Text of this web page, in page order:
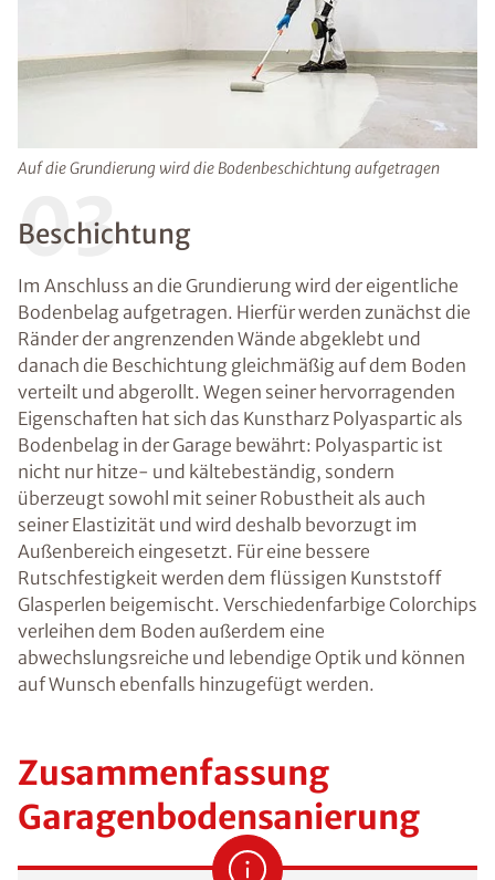
Auf die Grundierung wird die Bodenbeschichtung aufgetragen
03
Beschichtung
Im Anschluss an die Grundierung wird der eigentliche
Bodenbelag aufgetragen. Hierfür werden zunächst die
Ränder der angrenzenden Wände abgeklebt und
danach die Beschichtung gleichmäßig auf dem Boden
verteilt und abgerollt. Wegen seiner hervorragenden
Eigenschaften hat sich das Kunstharz Polyaspartic als
Bodenbelag in der Garage bewährt: Polyaspartic ist
nicht nur hitze- und kältebeständig, sondern
überzeugt sowohl mit seiner Robustheit als auch
seiner Elastizität und wird deshalb bevorzugt im
Außenbereich eingesetzt. Für eine bessere
Rutschfestigkeit werden dem flüssigen Kunststoff
Glasperlen beigemischt. Verschiedenfarbige Colorchips
verleihen dem Boden außerdem eine
abwechslungsreiche und lebendige Optik und können
auf Wunsch ebenfalls hinzugefügt werden.
Zusammenfassung
Garagenbodensanierung